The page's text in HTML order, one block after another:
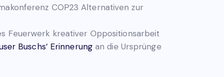
COP23 Alternativen zur
Feuerwerk kreativer Oppositionsarbeit
Buschs‘ Erinnerungan die Ursprünge